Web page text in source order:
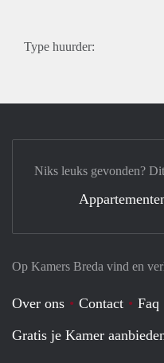
Type huurder:
Op Kamers Breda vind en
Over ons Contact Faq
Gratis je Kamer
Niks leuks gevonden?